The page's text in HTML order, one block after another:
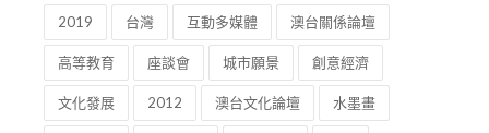
2019 台灣 互動多媒體 澳台關係論壇
高等教育 座談會 城市願景 創意經濟
文化發展 2012 澳台文化論壇 水墨畫